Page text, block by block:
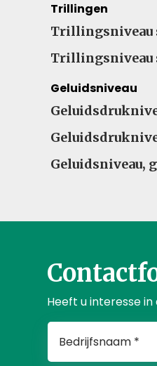
Trillingen
Trillingsniveau
Trillingsniveau
Geluidsniveau
Geluidsniveau,
Heeft u interesse